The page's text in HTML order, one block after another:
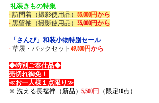
礼装きもの特集
- 訪問着（撮影使用品） 55,000円から
- 黒留袖（撮影使用品 ） 33,000円から
「さんび」和装小物特別セール
- 草履・バックセット 49,500円から
◆特別ご奉仕品◆
売切れ御免！
≪お一人様１点限り≫
※ 洗える長襦袢（新品） 5,500円 （限定10点）